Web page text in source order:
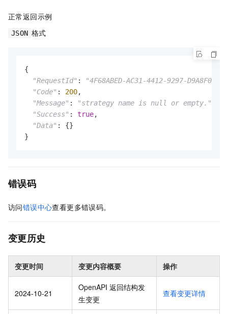
正常返回示例
JSON 格式
{
"RequestId" :
"4F68ABED-AC31-4412-9297-
"Code" : 200,
"Message" : "strategy name is null or empty."
"Success" : true,
"Data" : {}
}
错误码
访问错误中心查看更多错误码。
变更历史
变更时间 变更内容概要 操作
2024-10-21
OpenAPI 返回结构发
生变更
查看变更详情